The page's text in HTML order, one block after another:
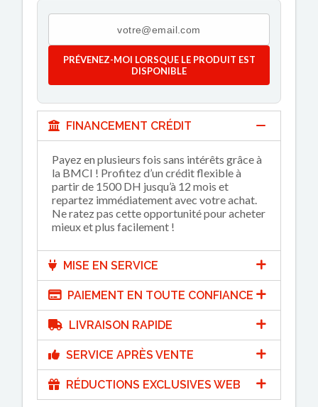
PRÉVENEZ-MOI LORSQUE LE PRODUIT EST
DISPONIBLE
FINANCEMENT CRÉDIT
Payez en plusieurs fois sans intérêts grâce à
la BMCI ! Profitez d’un crédit flexible à
partir de 1500 DH jusqu’à 12 mois et
repartez immédiatement avec votre achat.
Ne ratez pas cette opportunité pour acheter
mieux et plus facilement !
MISE EN SERVICE
PAIEMENT EN TOUTE CONFIANCE
LIVRAISON RAPIDE
SERVICE APRÈS VENTE
RÉDUCTIONS EXCLUSIVES WEB